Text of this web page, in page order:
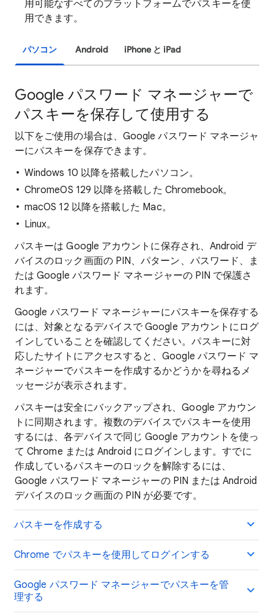
用可能なすべてのプラットフォームでパスキーを使
用できます。
パソコン Android iPhone と iPad
Google パスワード マネージャーで
パスキーを保存して使用する
以下をご使用の場合は、Google パスワード マネージャ
ーにパスキーを保存できます。
Windows 10 以降を搭載したパソコン。
ChromeOS 129 以降を搭載した Chromebook。
macOS 12 以降を搭載した Mac。
Linux。
パスキーは Google アカウントに保存され、Android デ
バイスのロック画面の PIN、パターン、パスワード、ま
たは Google パスワード マネージャーの PIN で保護さ
れます。
Google パスワード マネージャーにパスキーを保存する
には、対象となるデバイスで Google アカウントにログ
インしていることを確認してください。パスキーに対
応したサイトにアクセスすると、Google パスワード マ
ネージャーでパスキーを作成するかどうかを尋ねるメ
ッセージが表示されます。
パスキーは安全にバックアップされ、Google アカウン
トに同期されます。複数のデバイスでパスキーを使用
するには、各デバイスで同じ Google アカウントを使っ
て Chrome または Android にログインします。すでに
作成しているパスキーのロックを解除するには、
Google パスワード マネージャーの PIN または Android
デバイスのロック画面の PIN が必要です。
パスキーを作成する
Chrome でパスキーを使用してログインする
Google パスワード マネージャーでパスキーを管
理する